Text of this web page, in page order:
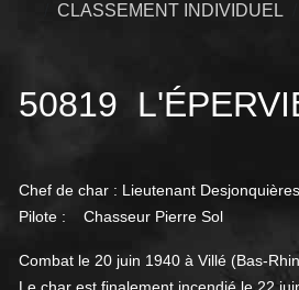
CLASSEMENT INDIVIDUEL
50819
Chef de char : Lieutenant Desjonquières
Pilote : Chasseur Pierre Sol
Combat le 20 juin 1940 à Villé (Bas-